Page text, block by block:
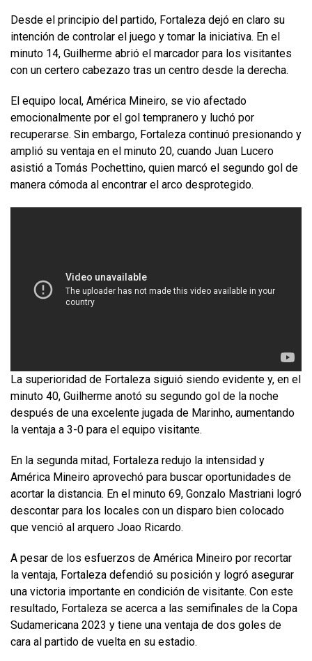
Desde el principio del partido, Fortaleza dejó en claro su
intención de controlar el juego y tomar la iniciativa. En el
minuto 14, Guilherme abrió el marcador para los visitantes
con un certero cabezazo tras un centro desde la derecha.
El equipo local, América Mineiro, se vio afectado
emocionalmente por el gol tempranero y luchó por
recuperarse. Sin embargo, Fortaleza continuó presionando y
amplió su ventaja en el minuto 20, cuando Juan Lucero
asistió a Tomás Pochettino, quien marcó el segundo gol de
manera cómoda al encontrar el arco desprotegido.
La superioridad de Fortaleza siguió siendo evidente y, en el
minuto 40, Guilherme anotó su segundo gol de la noche
después de una excelente jugada de Marinho, aumentando
la ventaja a 3-0 para el equipo visitante.
En la segunda mitad, Fortaleza redujo la intensidad y
América Mineiro aprovechó para buscar oportunidades de
acortar la distancia. En el minuto 69, Gonzalo Mastriani logró
descontar para los locales con un disparo bien colocado
que venció al arquero Joao Ricardo.
A pesar de los esfuerzos de América Mineiro por recortar
la ventaja, Fortaleza defendió su posición y logró asegurar
una victoria importante en condición de visitante. Con este
resultado, Fortaleza se acerca a las semifinales de la Copa
Sudamericana 2023 y tiene una ventaja de dos goles de
cara al partido de vuelta en su estadio.